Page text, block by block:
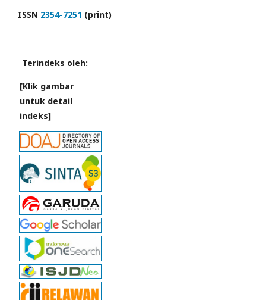
ISSN 2354-7251 (print)
Terindeks oleh:
[Klik gambar
untuk detail
indeks]